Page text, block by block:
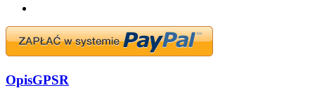
OpisGPSR